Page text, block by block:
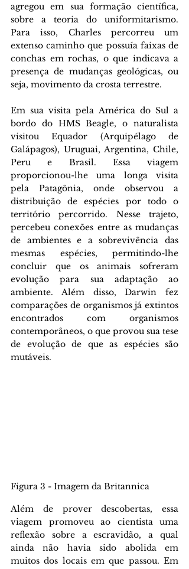
agregou em sua formação científica,
sobre a teoria do uniformitarismo.
Para isso, Charles percorreu um
extenso caminho que possuía faixas de
conchas em rochas, o que indicava a
presença de mudanças geológicas, ou
seja, movimento da crosta terrestre.
Em sua visita pela América do Sul a
bordo do HMS Beagle, o naturalista
visitou Equador (Arquipélago de
Galápagos), Uruguai, Argentina, Chile,
Peru e Brasil. Essa viagem
proporcionou-lhe uma longa visita
pela Patagônia, onde observou a
distribuição de espécies por todo o
território percorrido. Nesse trajeto,
percebeu conexões entre as mudanças
de ambientes e a sobrevivência das
mesmas espécies, permitindo-lhe
concluir que os animais sofreram
evolução para sua adaptação ao
ambiente. Além disso, Darwin fez
comparações de organismos já extintos
encontrados com organismos
contemporâneos, o que provou sua tese
de evolução de que as espécies são
mutáveis.
Figura 3 - Imagem da Britannica
Além de prover descobertas, essa
viagem promoveu ao cientista uma
reflexão sobre a escravidão, a qual
ainda não havia sido abolida em
muitos dos locais em que passou. Em